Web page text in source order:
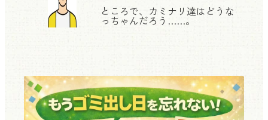
ところで、カミナリ達はどうな
っちゃんだろう……。